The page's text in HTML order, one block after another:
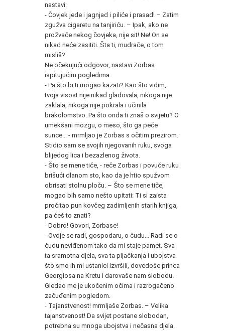
nastavi:
- Čovjek jede i jagnjad i piliće i prasad! – Zatim
zgužva cigaretu na tanjiriću. – Ipak, ako ne
prožvače nekog čovjeka, nije sit! Ne! On se
nikad neće zasititi. Šta ti, mudrače, o tom
misliš?
Ne očekujući odgovor, nastavi Zorbas
ispitujućim pogledima:
- Pa što bi ti mogao kazati? Kao što vidim,
tvoja visost nije nikad gladovala, nikoga nije
zaklala, nikoga nije pokrala i učinila
brakolomstvo. Pa što onda ti znaš o svijetu? O
umekšani mozgu, o meso, što ga peče
sunce... - mrmljao je Zorbas s očitim prezirom.
Stidio sam se svojih njegovanih ruku, svoga
blijedog lica i bezazlenog života.
- Što se mene tiče, - reče Zorbas i povuče ruku
brišući dlanom sto, kao da je htio spužvom
obrisati stolnu ploču. – Što se mene tiče,
mogao bih samo nešto upitati: Ti si zaista
pročitao pun kovčeg zadimljenih starih knjiga,
pa ćeš to znati?
- Dobro! Govori, Zorbase!
- Ovdje se radi, gospodaru, o čudu... Radi se o
čudu neviđenom tako da mi staje pamet. Sva
ta sramotna djela, sva ta pljačkanja i ubojstva
što smo ih mi ustanici izvršili, dovedoše princa
Georgiosa na Kretu i darovaše nam slobodu.
Gledao me je ukočenim očima i razrogačeno
začuđenim pogledom.
- Tajanstvenost! mrmljaše Zorbas. – Velika
tajanstvenost! Da svijet postane slobodan,
potrebna su mnoga ubojstva i nečasna djela.